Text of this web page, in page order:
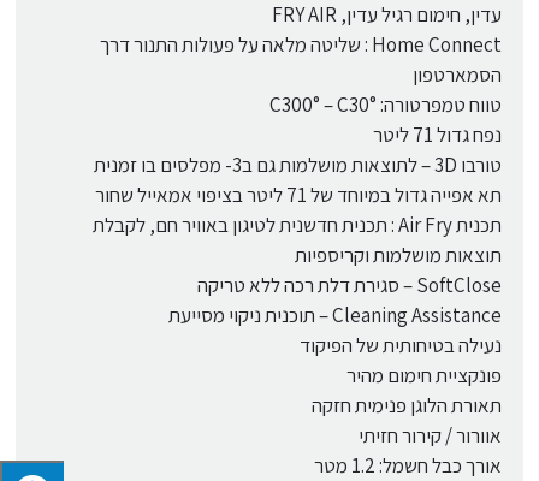
עדין, חימום רגיל עדין, FRY AIR
Home Connect : שליטה מלאה על פעולות התנור דרך
הסמארטפון
טווח טמפרטורה: C300° – C30°
נפח גדול 71 ליטר
טורבו 3D – לתוצאות מושלמות גם ב3- מפלסים בו זמנית
תא אפייה גדול במיוחד של 71 ליטר בציפוי אמאייל שחור
תכנית Air Fry : תכנית חדשנית לטיגון באוויר חם, לקבלת
תוצאות מושלמות וקריספיות
SoftClose – סגירת דלת רכה ללא טריקה
Cleaning Assistance – תוכנית ניקוי מסייעת
נעילה בטיחותית של הפיקוד
פונקציית חימום מהיר
תאורת הלוגן פנימית חזקה
אוורור / קירור חזיתי
אורך כבל חשמל: 1.2 מטר